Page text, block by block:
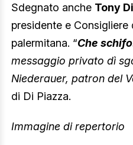
Sdegnato anche Tony
presidente e Consigliere
palermitana. “Che
messaggio privato dì
Niederauer, patron del
di Di Piazza.
Immagine di repertorio